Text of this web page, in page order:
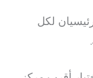
لكل